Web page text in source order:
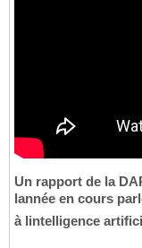
Un rapport de la
lannée en cours
à lintelligence